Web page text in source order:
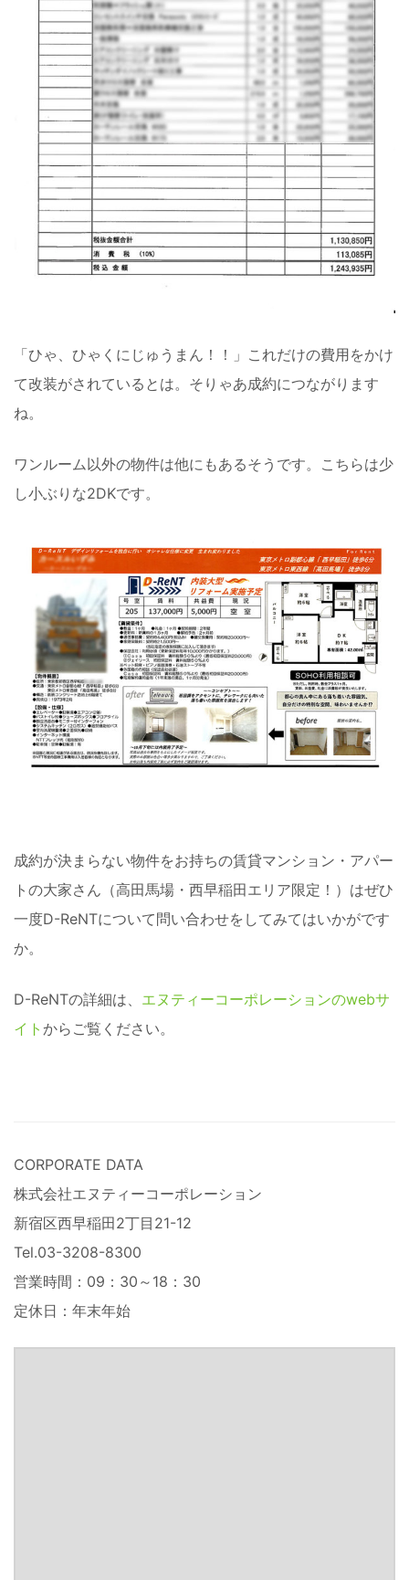
「ひゃ、ひゃくにじゅうまん！！」これだけの費用をかけ
て改装がされているとは。そりゃあ成約につながります
ね。
ワンルーム以外の物件は他にもあるそうです。こちらは少
し小ぶりな2DKです。
成約が決まらない物件をお持ちの賃貸マンション・アパー
トの大家さん（高田馬場・西早稲田エリア限定！）はぜひ
一度D-ReNTについて問い合わせをしてみてはいかがです
か。
D-ReNTの詳細は、 エヌティーコーポレーションのwebサ
イト からご覧ください。
CORPORATE DATA
株式会社エヌティーコーポレーション
新宿区西早稲田2丁目21-12
Tel.03-3208-8300
営業時間：09：30～18：30
定休日：年末年始